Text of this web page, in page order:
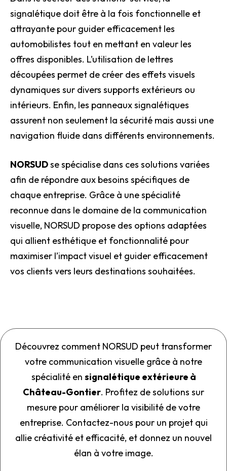
signalétique doit être à la fois fonctionnelle et
attrayante pour guider efficacement les
automobilistes tout en mettant en valeur les
offres disponibles. L’utilisation de lettres
découpées permet de créer des effets visuels
dynamiques sur divers supports extérieurs ou
intérieurs. Enfin, les panneaux signalétiques
assurent non seulement la sécurité mais aussi une
navigation fluide dans différents environnements.
NORSUDse spécialise dans ces solutions variées
afin de répondre aux besoins spécifiques de
chaque entreprise. Grâce à une spécialité
reconnue dans le domaine de la communication
visuelle, NORSUD propose des options adaptées
qui allient esthétique et fonctionnalité pour
maximiser l’impact visuel et guider efficacement
vos clients vers leurs destinations souhaitées.
Découvrez comment NORSUD peut transformer
votre communication visuelle grâce à notre
spécialité en signalétique extérieure à
Château-Gontier. Profitez de solutions sur
mesure pour améliorer la visibilité de votre
entreprise. Contactez-nous pour un projet qui
allie créativité et efficacité, et donnez un nouvel
élan à votre image.